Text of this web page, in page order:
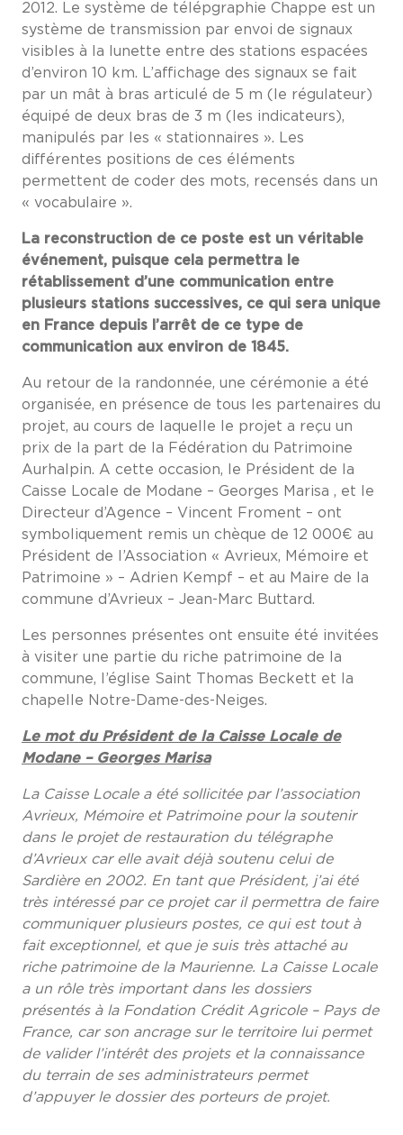
2012. Le système de télépgraphie Chappe est un
système de transmission par envoi de signaux
visibles à la lunette entre des stations espacées
d’environ 10 km. L’affichage des signaux se fait
par un mât à bras articulé de 5 m (le régulateur)
équipé de deux bras de 3 m (les indicateurs),
manipulés par les « stationnaires ». Les
différentes positions de ces éléments
permettent de coder des mots, recensés dans un
« vocabulaire ».
La reconstruction de ce poste est un véritable
événement, puisque cela permettra le
rétablissement d’une communication entre
plusieurs stations successives, ce qui sera unique
en France depuis l’arrêt de ce type de
communication aux environ de 1845.
Au retour de la randonnée, une cérémonie a été
organisée, en présence de tous les partenaires du
projet, au cours de laquelle le projet a reçu un
prix de la part de la Fédération du Patrimoine
Aurhalpin. A cette occasion, le Président de la
Caisse Locale de Modane – Georges Marisa , et le
Directeur d’Agence – Vincent Froment – ont
symboliquement remis un chèque de 12 000€ au
Président de l’Association « Avrieux, Mémoire et
Patrimoine » – Adrien Kempf – et au Maire de la
commune d’Avrieux – Jean-Marc Buttard.
Les personnes présentes ont ensuite été invitées
à visiter une partie du riche patrimoine de la
commune, l’église Saint Thomas Beckett et la
chapelle Notre-Dame-des-Neiges.
Le mot du Président de la Caisse Locale de
Modane – Georges Marisa
La Caisse Locale a été sollicitée par l’association
Avrieux, Mémoire et Patrimoine pour la soutenir
dans le projet de restauration du télégraphe
d’Avrieux car elle avait déjà soutenu celui de
Sardière en 2002. En tant que Président, j’ai été
très intéressé par ce projet car il permettra de faire
communiquer plusieurs postes, ce qui est tout à
fait exceptionnel, et que je suis très attaché au
riche patrimoine de la Maurienne. La Caisse Locale
a un rôle très important dans les dossiers
présentés à la Fondation Crédit Agricole – Pays de
France, car son ancrage sur le territoire lui permet
de valider l’intérêt des projets et la connaissance
du terrain de ses administrateurs permet
d’appuyer le dossier des porteurs de projet.